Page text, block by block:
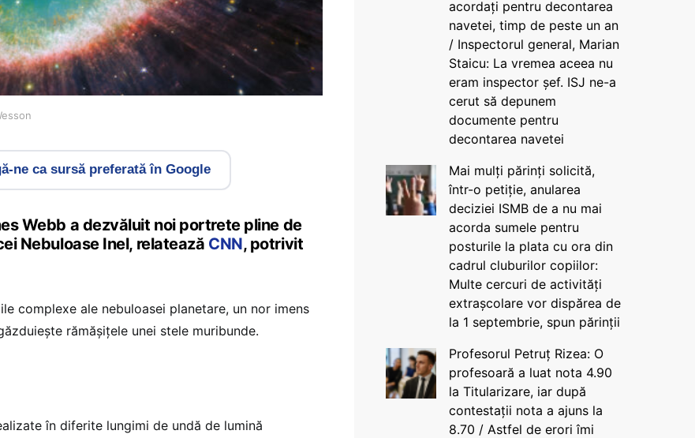
ne ca sursă preferată în Google
Webb a dezvăluit noi portrete pline de
Nebuloase Inel, relatează CNN, potrivit
complexe ale nebuloasei planetare, un nor imens
rămășițele unei stele muribunde.
în diferite lungimi de undă de lumină
acordați pentru decontarea
navetei, timp de peste un an
/ Inspectorul general, Marian
Staicu: La vremea aceea nu
eram inspector șef. ISJ ne-a
cerut să depunem
documente pentru
decontarea navetei
Mai mulți părinți solicită,
într-o petiție, anularea
deciziei ISMB de a nu mai
acorda sumele pentru
posturile la plata cu ora din
cadrul cluburilor copiilor:
Multe cercuri de activități
extrașcolare vor dispărea de
la 1 septembrie, spun părinții
Profesorul Petruț Rizea: O
profesoară a luat nota 4.90
la Titularizare, iar după
contestații nota a ajuns la
8.70 / Astfel de erori îmi